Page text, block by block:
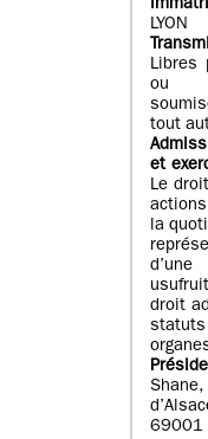
LYON
Libres
ou
tout
et
Le
la
droit
statuts
69001